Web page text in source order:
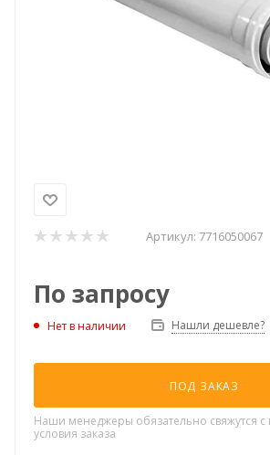
Артикул: 7716050067
По запросу
Нет в наличии Нашли дешевле?
ПОД ЗАКАЗ
Наши менеджеры обязательно свяжутся с
условия заказа